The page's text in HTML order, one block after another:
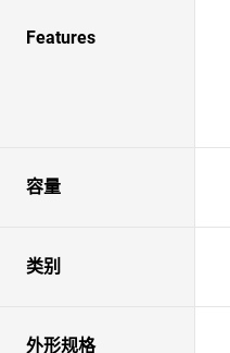
Features
容量
类别
外形规格